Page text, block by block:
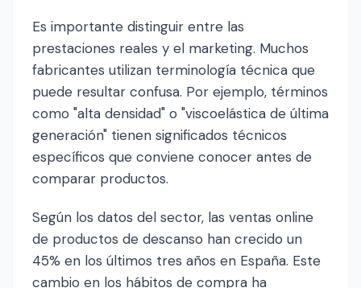
Es importante distinguir entre las
prestaciones reales y el marketing. Muchos
fabricantes utilizan terminología técnica que
puede resultar confusa. Por ejemplo, términos
como "alta densidad" o "viscoelástica de última
generación" tienen significados técnicos
específicos que conviene conocer antes de
comparar productos.
Según los datos del sector, las ventas online
de productos de descanso han crecido un
45% en los últimos tres años en España. Este
cambio en los hábitos de compra ha